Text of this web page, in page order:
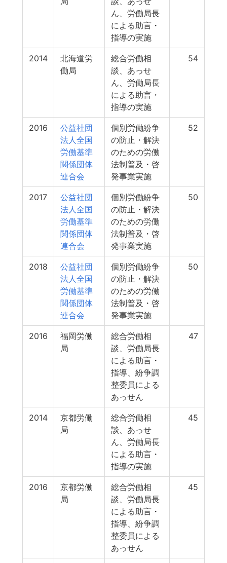
ん、労働局長
による助言・
指導の実施
2014
北海道労
働局
総合労働相
談、あっせ
ん、労働局長
による助言・
指導の実施
54
2016
公益社団
法人全国
労働基準
関係団体
連合会
個別労働紛争
の防止・解決
のための労働
法制普及・啓
発事業実施
52
2017
公益社団
法人全国
労働基準
関係団体
連合会
個別労働紛争
の防止・解決
のための労働
法制普及・啓
発事業実施
50
2018
公益社団
法人全国
労働基準
関係団体
連合会
個別労働紛争
の防止・解決
のための労働
法制普及・啓
発事業実施
50
2016
福岡労働
局
総合労働相
談、労働局長
による助言・
指導、紛争調
整委員による
あっせん
47
2014
京都労働
局
総合労働相
談、あっせ
ん、労働局長
による助言・
指導の実施
45
2016
京都労働
局
総合労働相
談、労働局長
による助言・
指導、紛争調
整委員による
あっせん
45